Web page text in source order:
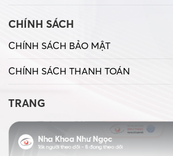
CHÍNH SÁCH
CHÍNH SÁCH BẢO MẬT
CHÍNH SÁCH THANH TOÁN
TRANG